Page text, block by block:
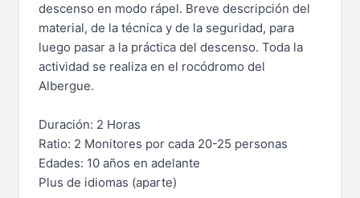
descenso en modo rápel. Breve descripción del
material, de la técnica y de la seguridad, para
luego pasar a la práctica del descenso. Toda la
actividad se realiza en el rocódromo del
Albergue.
Duración: 2 Horas
Ratio: 2 Monitores por cada 20-25 personas
Edades: 10 años en adelante
Plus de idiomas (aparte)